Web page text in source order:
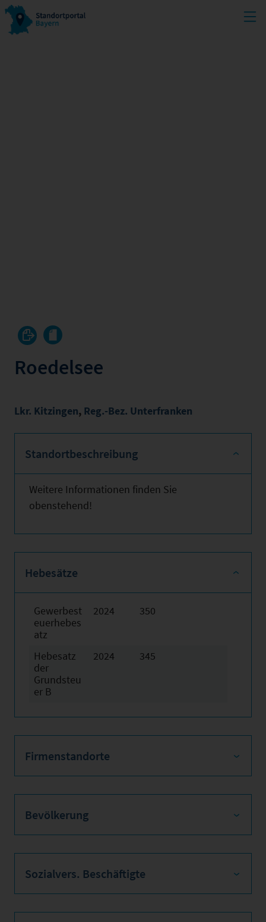
Roedelsee
Lkr. Kitzingen, Reg.-Bez. Unterfranken
Standortbeschreibung
Weitere Informationen finden Sie
obenstehend!
Hebesätze
Gewerbest
euerhebes
atz
2024 350
Hebesatz
der
Grundsteu
er B
2024 345
Firmenstandorte
Bevölkerung
Sozialvers. Beschäftigte